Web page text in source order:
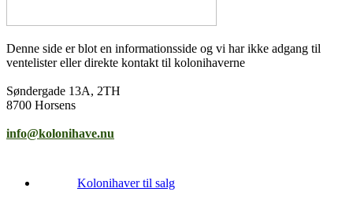
Denne side er blot en informationsside og vi har ikke adgang til
ventelister eller direkte kontakt til kolonihaverne
Søndergade 13A, 2TH
8700 Horsens
info@kolonihave.nu
Kolonihaver til salg